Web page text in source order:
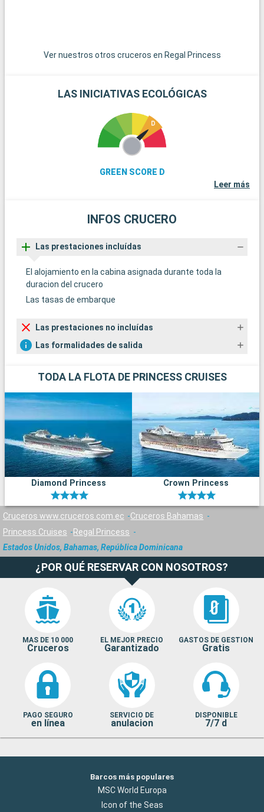
Ver nuestros otros cruceros en Regal Princess
LAS INICIATIVAS ECOLÓGICAS
GREEN SCORE D
Leer más
INFOS CRUCERO
Las prestaciones incluídas
El alojamiento en la cabina asignada durante toda la
duracion del crucero
Las tasas de embarque
Las prestaciones no incluídas
Las formalidades de salida
TODA LA FLOTA DE PRINCESS CRUISES
Diamond Princess Crown Princess
Cruceros www.cruceros.com.ec
Cruceros Bahamas
Princess Cruises
Regal Princess
Estados Unidos, Bahamas, República Dominicana
¿POR QUÉ RESERVAR CON NOSOTROS?
MAS DE 10 000
Cruceros
EL MEJOR PRECIO
Garantizado
GASTOS DE GESTION
Gratis
PAGO SEGURO
en línea
SERVICIO DE
anulacion
DISPONIBLE
7/7 d
Barcos más populares
MSC World Europa
Icon of the Seas